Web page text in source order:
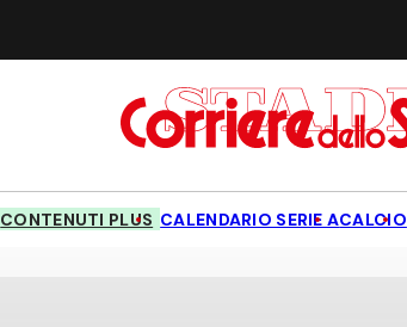
CONTENUTI PLUS CALENDARIO SERIE ACALCIO